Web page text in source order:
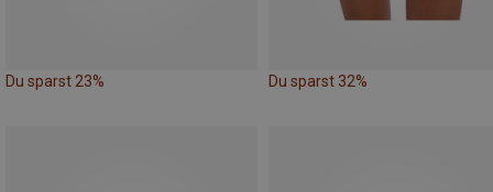
Du sparst 23% Du sparst 32%